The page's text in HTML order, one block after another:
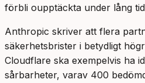
förbli oupptäckta under lång
Anthropic skriver att flera
säkerhetsbrister i betydligt
Cloudflare ska exempelvis ha
sårbarheter, varav 400